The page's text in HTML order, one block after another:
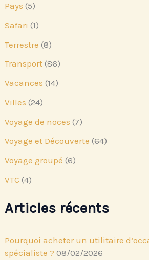
Pays (5)
Safari (1)
Terrestre (8)
Transport (86)
Vacances (14)
Villes (24)
Voyage de noces (7)
Voyage et Découverte (64)
Voyage groupé (6)
VTC (4)
Articles récents
Pourquoi acheter un utilitaire
spécialiste ? 08/02/2026